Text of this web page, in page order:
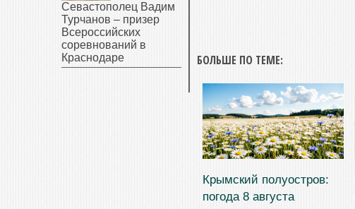
БОЛЬШЕ ПО ТЕМЕ:
Крымский полуостров:
погода 8 августа
Севастополец Вадим
Турчанов – призер
Всероссийских
соревнований в
Краснодаре